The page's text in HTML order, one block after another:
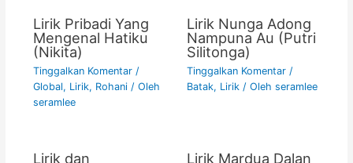
Lirik Pribadi Yang
Mengenal Hatiku
(Nikita)
Tinggalkan Komentar /
Global, Lirik, Rohani/ Oleh
seramlee
Lirik Nunga Adong
Nampuna Au (Putri
Silitonga)
Tinggalkan Komentar /
Batak, Lirik/ Oleh seramlee
Lirik dan
Lirik Mardua Dalan